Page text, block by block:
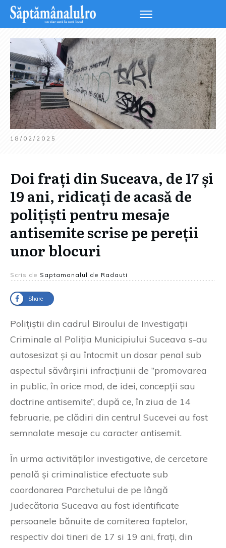
18/02/2025
Doi frați din Suceava, de 17 și
19 ani, ridicați de acasă de
polițiști pentru mesaje
antisemite scrise pe pereții
unor blocuri
Scris de Saptamanalul de Radauti
Share
Polițiștii din cadrul Biroului de Investigații
Criminale al Poliția Municipiului Suceava s-au
autosesizat și au întocmit un dosar penal sub
aspectul săvârșirii infracțiunii de ”promovarea
in public, în orice mod, de idei, concepții sau
doctrine antisemite”, după ce, în ziua de 14
februarie, pe clădiri din centrul Sucevei au fost
semnalate mesaje cu caracter antisemit.
În urma activităților investigative, de cercetare
penală și criminalistice efectuate sub
coordonarea Parchetului de pe lângă
Judecătoria Suceava au fost identificate
persoanele bănuite de comiterea faptelor,
respectiv doi tineri de 17 si 19 ani, frați, din